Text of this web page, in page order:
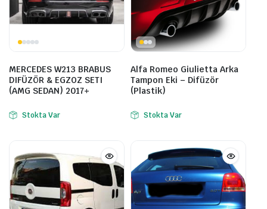
MERCEDES W213 BRABUS
DIFÜZÖR & EGZOZ SETI
(AMG SEDAN) 2017+
Stokta Var
Alfa Romeo Giulietta Arka
Tampon Eki – Difüzör
(Plastik)
Stokta Var